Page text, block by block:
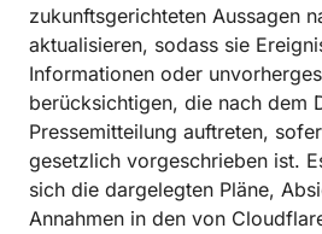
zukunftsgerichteten Aussagen
aktualisieren, sodass sie
Informationen oder
berücksichtigen, die nach dem
Pressemitteilung auftreten,
gesetzlich vorgeschrieben ist.
sich die dargelegten Pläne,
Annahmen in den von